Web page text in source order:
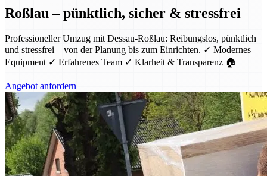
Roßlau – pünktlich, sicher & stressfrei
Professioneller Umzug mit Dessau-Roßlau: Reibungslos, pünktlich
und stressfrei – von der Planung bis zum Einrichten. ✓ Modernes
Equipment ✓ Erfahrenes Team ✓ Klarheit & Transparenz 🏠
Angebot anfordern